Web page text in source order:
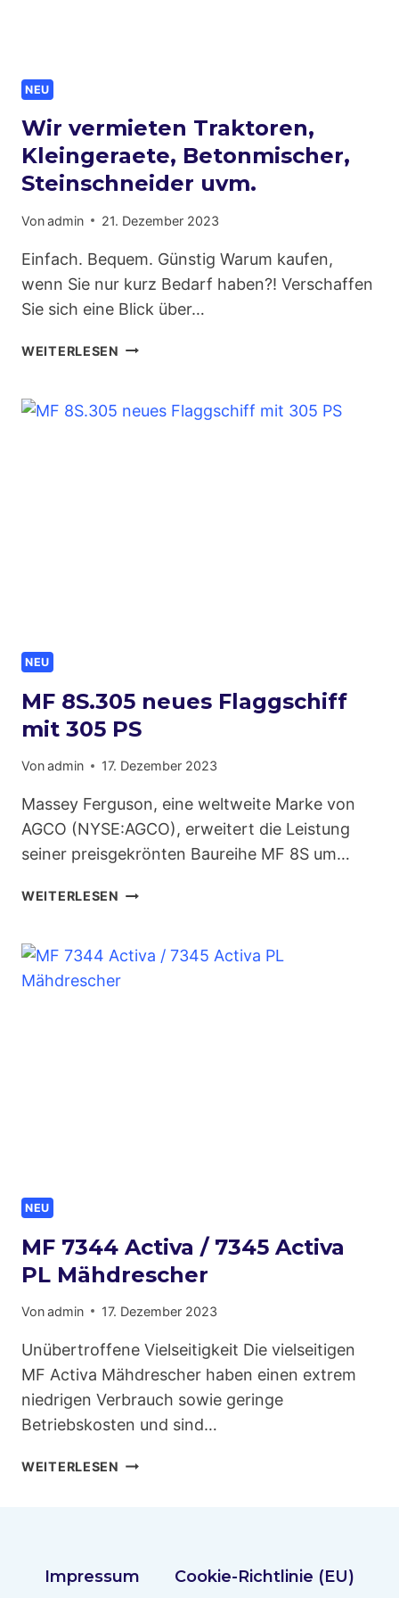
NEU
Wir vermieten Traktoren,
Kleingeraete, Betonmischer,
Steinschneider uvm.
Vonadmin 21. Dezember 2023
Einfach. Bequem. Günstig Warum kaufen,
wenn Sie nur kurz Bedarf haben?! Verschaffen
Sie sich eine Blick über…
WEITERLESEN WIR
KLEINGERAETE,
NEU
MF 8S.305 neues Flaggschiff
mit 305 PS
Vonadmin 17. Dezember 2023
Massey Ferguson, eine weltweite Marke von
AGCO (NYSE:AGCO), erweitert die Leistung
seiner preisgekrönten Baureihe MF 8S um…
WEITERLESEN MF
FLAGGSCHIFF
MIT
NEU
MF 7344 Activa / 7345 Activa
PL Mähdrescher
Vonadmin 17. Dezember 2023
Unübertroffene Vielseitigkeit Die vielseitigen
MF Activa Mähdrescher haben einen extrem
niedrigen Verbrauch sowie geringe
Betriebskosten und sind…
WEITERLESEN MF
PL
Impressum Cookie-Richtlinie (EU)